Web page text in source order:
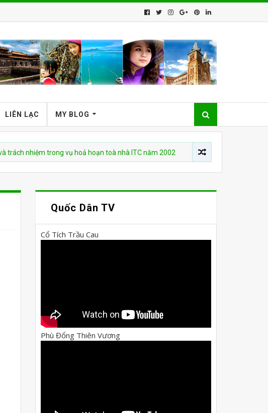
LIÊN LẠC MY BLOG
trong vụ hoả hoạn toà nhà ITC năm 2002 CHUYỆN VIỆT NAM
Quốc Dân TV
Cổ Tích Trầu Cau
Phù Đổng Thiên Vương